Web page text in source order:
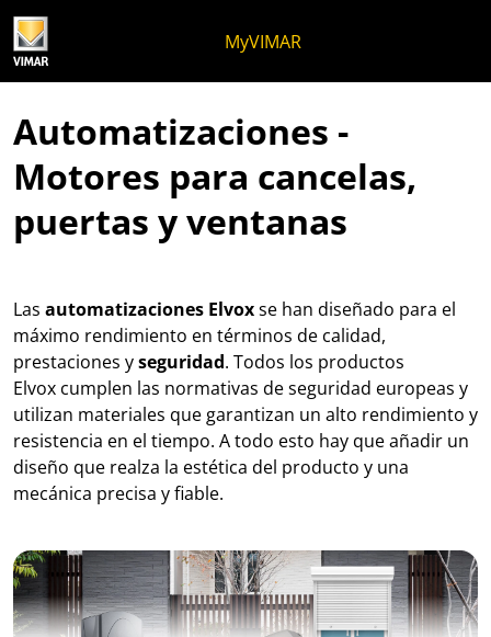
MyVIMAR
Automatizaciones -
Motores para cancelas,
puertas y ventanas
Las automatizaciones Elvoxse han diseñado para el
máximo rendimiento en términos de calidad,
prestaciones yseguridad. Todos los productos
Elvox cumplen las normativas de seguridad europeas y
utilizan materiales que garantizan un alto rendimiento y
resistencia en el tiempo. A todo esto hay que añadir un
diseño que realza la estética del producto y una
mecánica precisa y fiable.